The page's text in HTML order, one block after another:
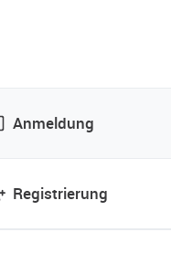
Anmeldung
Registrierung